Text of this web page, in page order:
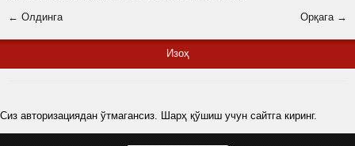
← Олдинга
Орқага →
Изоҳ
Сиз авторизациядан ўтмагансиз. Шарҳ қўшиш учун сайтга киринг.